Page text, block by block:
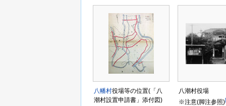
八幡村役場等の位置(「八
潮村設置申請書」添付図)
八潮村役場
※注意(脚注参照)